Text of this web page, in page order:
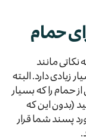
حمام
مانند
زیادی دارد. البته
حمام را که بسیار
(بدون این که
پسند شما قرار